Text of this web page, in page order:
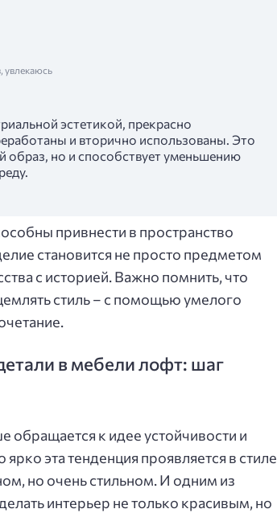
увлекаюсь
эстетикой, прекрасно
и вторично использованы. Это
образ, но и способствует уменьшению
привнести в пространство
становится не просто предметом
с историей. Важно помнить, что
стиль – с помощью умелого
в мебели лофт: шаг
к идее устойчивости и
эта тенденция проявляется в стиле
но очень стильном. И одним из
интерьер не только красивым, но